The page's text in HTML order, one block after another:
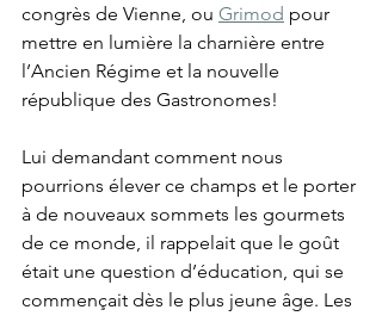
congrès de Vienne, ou Grimod pour
mettre en lumière la charnière entre
l’Ancien Régime et la nouvelle
république des Gastronomes!
Lui demandant comment nous
pourrions élever ce champs et le porter
à de nouveaux sommets les gourmets
de ce monde, il rappelait que le goût
était une question d’éducation, qui se
commençait dès le plus jeune âge. Les